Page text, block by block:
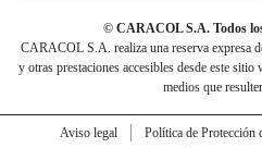
© CARACOL S.A. Todos
CARACOL S.A. realiza una reserva expresa
y otras prestaciones accesibles desde este
medios que
Aviso legal Política de Protección